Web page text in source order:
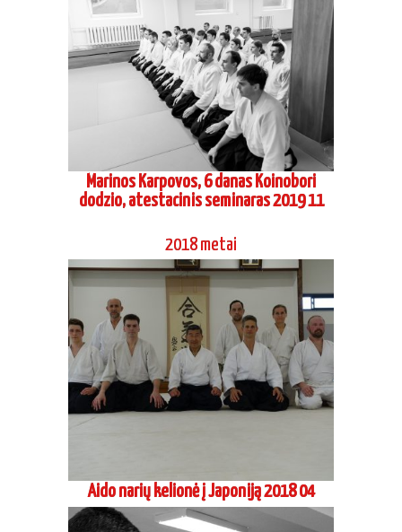
Marinos Karpovos, 6 danas Koinobori
dodzio, atestacinis seminaras 2019 11
2018 metai
Aido narių kelionė į Japoniją 2018 04